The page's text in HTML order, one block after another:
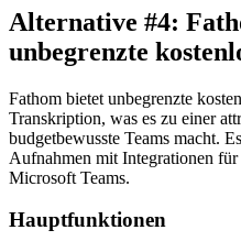
Alternative #4:
unbegrenzte
Fathom bietet unbegrenzte
Transkription, was es zu einer
budgetbewusste Teams macht.
Aufnahmen mit Integrationen
Microsoft Teams.
Hauptfunktionen